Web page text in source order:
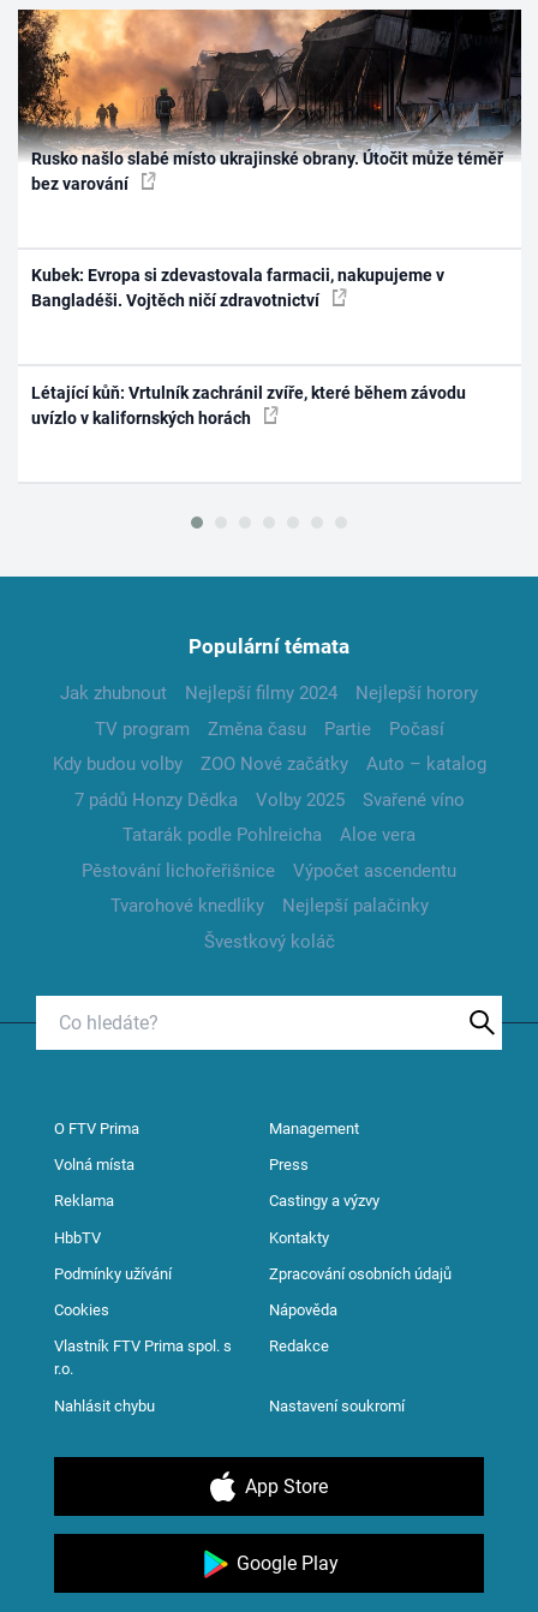
Rusko našlo slabé místo ukrajinské obrany. Útočit může téměř
bez varování
Kubek: Evropa si zdevastovala farmacii, nakupujeme v
Bangladéši. Vojtěch ničí zdravotnictví
Létající kůň: Vrtulník zachránil zvíře, které během závodu
uvízlo v kalifornských horách
Populární témata
Jak zhubnout Nejlepší filmy 2024
Nejlepší horory
TV program
Změna času Partie
Počasí
Kdy budou volby
ZOO Nové začátky
Auto – katalog
7 pádů Honzy Dědka
Volby 2025
Svařené víno
Tatarák podle Pohlreicha
Aloe vera
Pěstování lichořeřišnice
Výpočet ascendentu
Tvarohové knedlíky
Nejlepší palačinky
Švestkový koláč
O FTV Prima Management
Volná místa Press
Reklama Castingy a výzvy
HbbTV Kontakty
Podmínky užívání Zpracování osobních údajů
Cookies Nápověda
Vlastník FTV Prima spol. s
r.o.
Redakce
Nahlásit chybu Nastavení soukromí
App Store
Google Play